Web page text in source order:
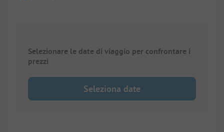
Selezionare le date di viaggio per confrontare i
prezzi
Seleziona date